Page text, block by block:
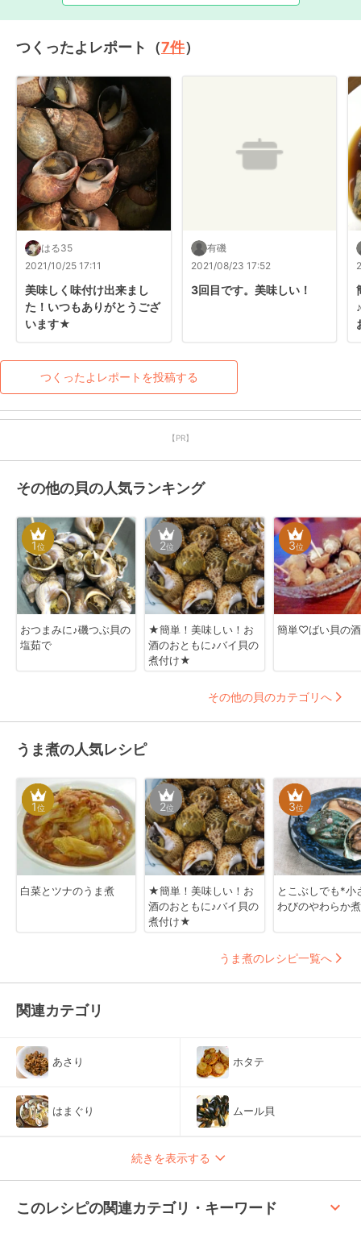
つくったよレポート（7件）
はる35
2021/10/25 17:11
美味しく味付け出来まし
た！いつもありがとうござ
います★
有磯
2021/08/23 17:52
3回目です。美味しい！
つくったよレポートを投稿する
【PR】
その他の貝の人気ランキング
1位
おつまみに♪磯つぶ貝の
塩茹で
2位
★簡単！美味しい！お
酒のおともに♪バイ貝の
煮付け★
3位
簡単♡ばい貝の
その他の貝のカテゴリへ
うま煮の人気レシピ
1位
白菜とツナのうま煮
2位
★簡単！美味しい！お
酒のおともに♪バイ貝の
煮付け★
3位
とこぶしでも*小
わびのやわらか煮
うま煮のレシピ一覧へ
関連カテゴリ
あさり ホタテ
はまぐり ムール貝
続きを表示する
このレシピの関連カテゴリ・キーワード keyboard_arrow_up